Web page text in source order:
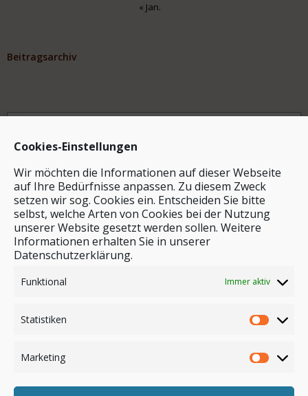
Cookies-Einstellungen
Wir möchten die Informationen auf dieser Webseite
auf Ihre Bedürfnisse anpassen. Zu diesem Zweck
setzen wir sog. Cookies ein. Entscheiden Sie bitte
selbst, welche Arten von Cookies bei der Nutzung
unserer Website gesetzt werden sollen. Weitere
Informationen erhalten Sie in unserer
Datenschutzerklärung.
Funktional Immer aktiv
Statistiken
Marketing
« Jan.
Beitragsarchiv
Archiv
Stichwortsuche